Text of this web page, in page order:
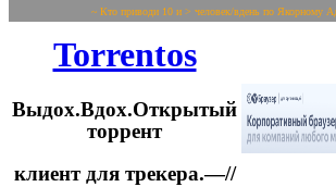
~ Кто приводи 10 и > человек/вдень по Якорному
Torrentos
Выдох.Вдох.Открытый
торрент